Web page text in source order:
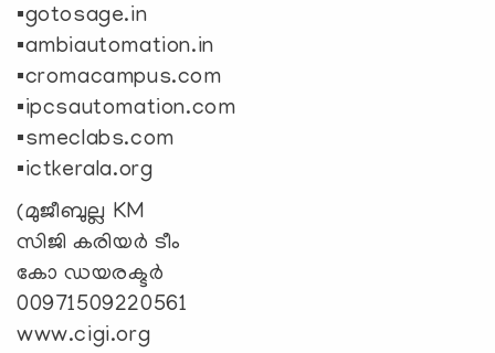
▪️gotosage.in
▪️ambiautomation.in
▪️cromacampus.com
▪️ipcsautomation.com
▪️smeclabs.com
▪️ictkerala.org
(മുജീബുല്ല KM
സിജി കരിയർ ടീം
കോ ഡയരക്ടർ
00971509220561
www.cigi.org